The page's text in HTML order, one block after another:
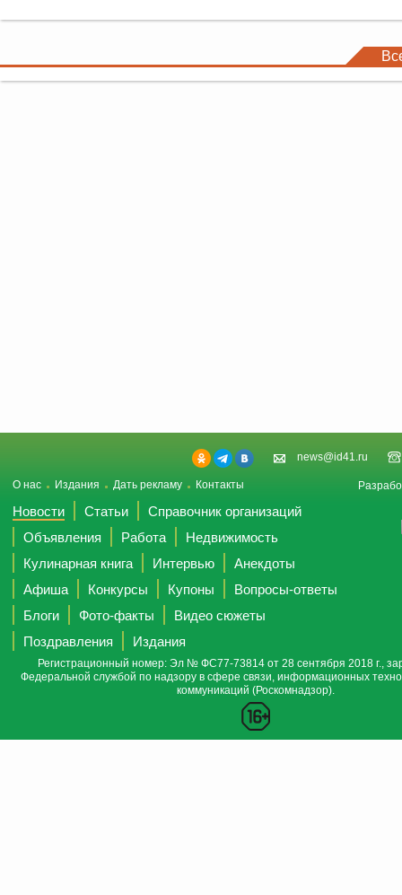
news@id41.ru
О нас Издания Дать рекламу Контакты
Новости Статьи
Справочник организаций
Объявления
Работа
Недвижимость
Кулинарная книга
Интервью
Анекдоты
Афиша
Конкурсы Купоны
Вопросы-ответы
Блоги
Фото-факты
Видео сюжеты
Поздравления
Издания
Регистрационный номер: Эл № ФС77-73814 от 28 сентября 2018 г.,
Федеральной службой по надзору в сфере связи, информационных
коммуникаций (Роскомнадзор).